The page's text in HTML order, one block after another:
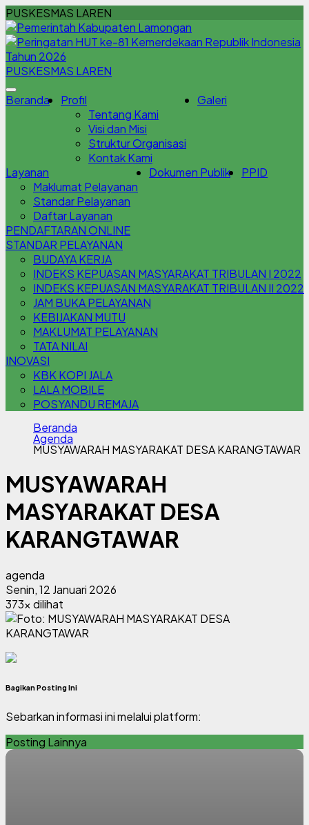
PUSKESMAS LAREN
PUSKESMAS LAREN
Beranda
Profil
Tentang Kami
Visi dan Misi
Struktur Organisasi
Kontak Kami
Galeri
Layanan
Maklumat Pelayanan
Standar Pelayanan
Daftar Layanan
Dokumen Publik PPID
PENDAFTARAN ONLINE
STANDAR PELAYANAN
BUDAYA KERJA
INDEKS KEPUASAN MASYARAKAT TRIBULAN I 2022
INDEKS KEPUASAN MASYARAKAT TRIBULAN II 2022
JAM BUKA PELAYANAN
KEBIJAKAN MUTU
MAKLUMAT PELAYANAN
TATA NILAI
INOVASI
KBK KOPI JALA
LALA MOBILE
POSYANDU REMAJA
Beranda
Agenda
MUSYAWARAH MASYARAKAT DESA KARANGTAWAR
MUSYAWARAH
MASYARAKAT DESA
KARANGTAWAR
agenda
Senin, 12 Januari 2026
373x dilihat
Bagikan Posting Ini
Sebarkan informasi ini melalui platform:
Posting Lainnya